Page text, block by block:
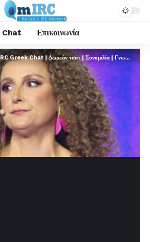
Chat Επικοινωνία
mIRC Hellas Chat - IRC Greek Chat | Δωρεάν τσατ | Συνομιλία | Γνωριμίες | FREE